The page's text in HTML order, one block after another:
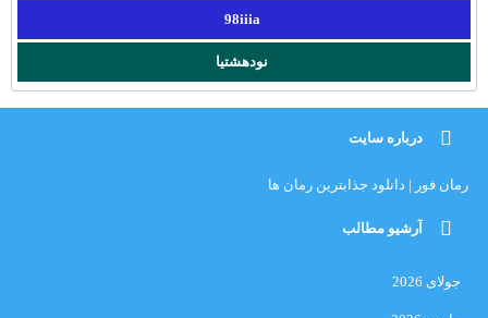
98iiia
نودهشتیا
درباره سایت
رمان فور | دانلود جذابترین رمان ها
آرشیو مطالب
جولای 2026